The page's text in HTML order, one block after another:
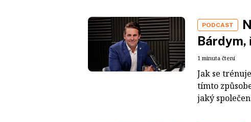
PODCAST
Bárdym,
1 minuta čtení
Jak se
tímto
jaký